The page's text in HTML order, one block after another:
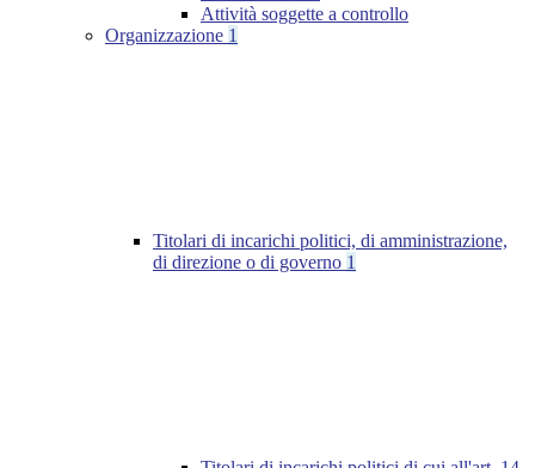
Attività soggette a controllo
Organizzazione 1
Titolari di incarichi politici, di amministrazione,
di direzione o di governo 1